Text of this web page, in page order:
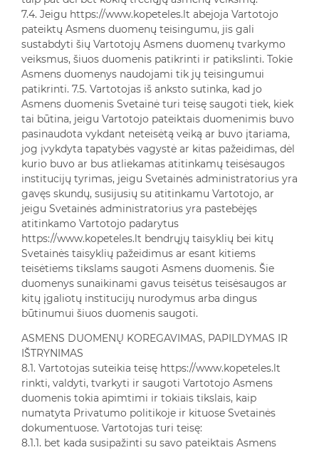
7.4. Jeigu https://www.kopeteles.lt abejoja Vartotojo
pateiktų Asmens duomenų teisingumu, jis gali
sustabdyti šių Vartotojų Asmens duomenų tvarkymo
veiksmus, šiuos duomenis patikrinti ir patikslinti. Tokie
Asmens duomenys naudojami tik jų teisingumui
patikrinti. 7.5. Vartotojas iš anksto sutinka, kad jo
Asmens duomenis Svetainė turi teisę saugoti tiek, kiek
tai būtina, jeigu Vartotojo pateiktais duomenimis buvo
pasinaudota vykdant neteisėtą veiką ar buvo įtariama,
jog įvykdyta tapatybės vagystė ar kitas pažeidimas, dėl
kurio buvo ar bus atliekamas atitinkamų teisėsaugos
institucijų tyrimas, jeigu Svetainės administratorius yra
gavęs skundų, susijusių su atitinkamu Vartotojo, ar
jeigu Svetainės administratorius yra pastebėjęs
atitinkamo Vartotojo padarytus
https://www.kopeteles.lt bendrųjų taisyklių bei kitų
Svetainės taisyklių pažeidimus ar esant kitiems
teisėtiems tikslams saugoti Asmens duomenis. Šie
duomenys sunaikinami gavus teisėtus teisėsaugos ar
kitų įgaliotų institucijų nurodymus arba dingus
būtinumui šiuos duomenis saugoti.
ASMENS DUOMENŲ KOREGAVIMAS, PAPILDYMAS IR
IŠTRYNIMAS
8.1. Vartotojas suteikia teisę https://www.kopeteles.lt
rinkti, valdyti, tvarkyti ir saugoti Vartotojo Asmens
duomenis tokia apimtimi ir tokiais tikslais, kaip
numatyta Privatumo politikoje ir kituose Svetainės
dokumentuose. Vartotojas turi teisę:
8.1.1. bet kada susipažinti su savo pateiktais Asmens